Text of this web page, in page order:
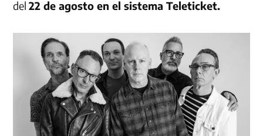
del22 de agosto en el sistema Teleticket.